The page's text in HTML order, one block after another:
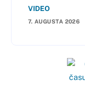
VIDEO
7. AUGUSTA 2026